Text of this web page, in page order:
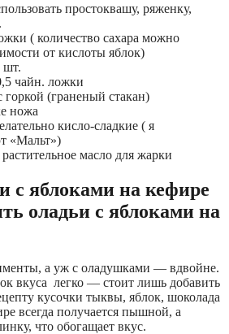
простоквашу, ряженку,
( количество сахара можно
от кислоты яблок)
шт.
чайн. ложки
горкой (граненый стакан)
ножа
кисло-сладкие ( я
«Мальт»)
масло для жарки
оладьи с яблоками на
а уж с оладушками — вдвойне.
вкуса легко — стоит лишь добавить
кусочки тыквы, яблок, шоколада
всегда получается пышной, а
что обогащает вкус.